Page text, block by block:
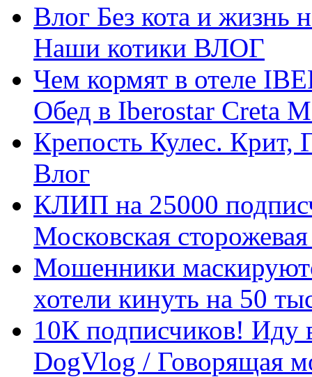
Влог Без кота и жизнь
Наши котики ВЛОГ
Чем кормят в отеле
Обед в Iberostar Creta
Крепость Кулес. Крит,
Влог
КЛИП на 25000
Московская
Мошенники
хотели кинуть на 50
10К подписчиков! Иду
DogVlog / Говорящая